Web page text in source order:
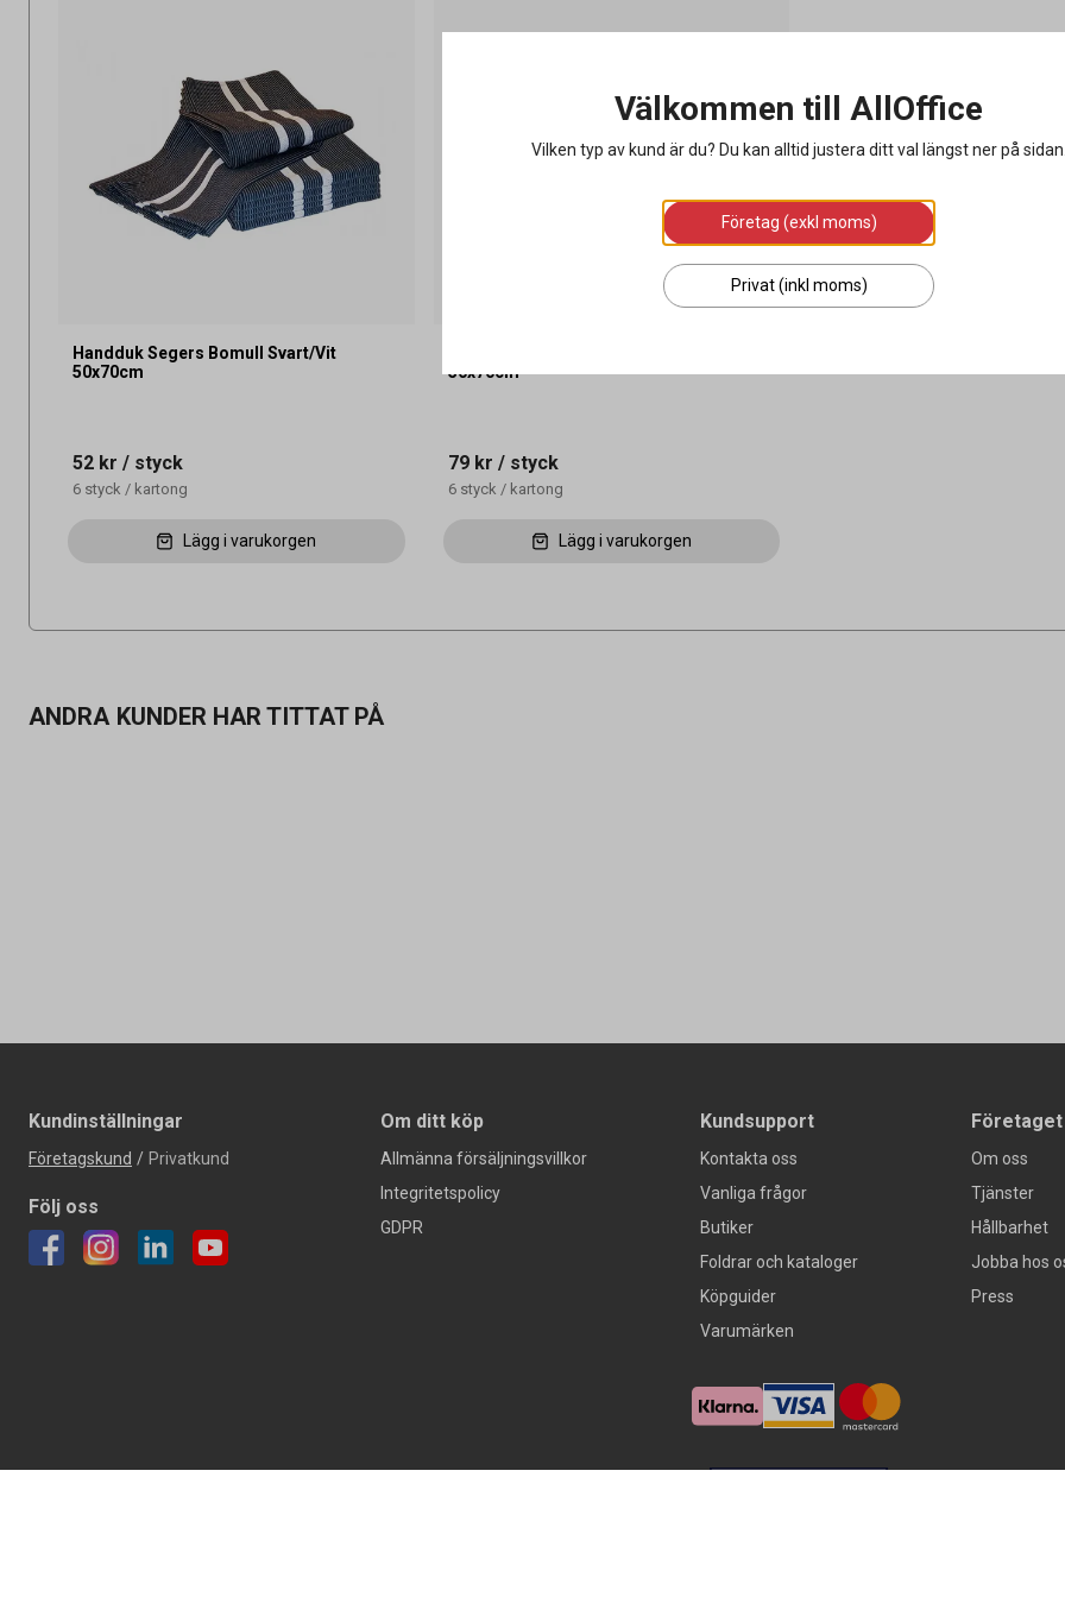
Handduk Segers Bomull Svart/Vit
50x70cm
52 kr / styck
6 styck / kartong
Lägg i varukorgen
50x70cm
79 kr / styck
6 styck / kartong
Lägg i varukorgen
ANDRA KUNDER HAR TITTAT PÅ
Kundinställningar
Företagskund / Privatkund
Följ oss
Om ditt köp
Allmänna försäljningsvillkor
Integritetspolicy
GDPR
Kundsupport
Kontakta oss
Vanliga frågor
Butiker
Foldrar och kataloger
Köpguider
Varumärken
Företaget
Om oss
Tjänster
Hållbarhet
Jobba hos
Press
Välkommen till AllOffice
Vilken typ av kund är du? Du kan alltid justera ditt val längst ner på
Företag (exkl moms)
Privat (inkl moms)